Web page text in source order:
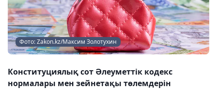
Фото: Zakon.kz/Максим Золотухин
Конституциялық сот Әлеуметтік кодекс
нормалары мен зейнетақы төлемдерін